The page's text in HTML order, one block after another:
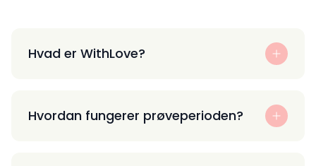
Hvad er WithLove?
Hvordan fungerer prøveperioden?